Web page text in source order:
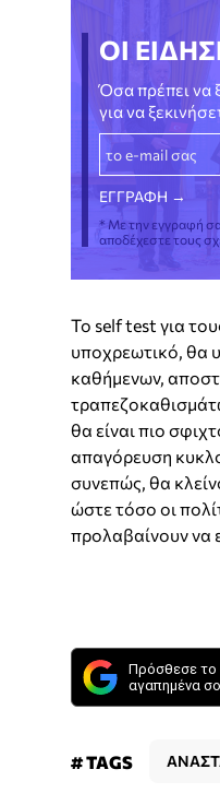
ΟΙ
Όσα πρέπει να
για να
* Με την εγγραφή
αποδέχεστε τους
Το self test για
υποχρεωτικό, θα
καθήμενων,
θα είναι πιο
απαγόρευση
συνεπώς, θα
ώστε τόσο οι
προλαβαίνουν να
Πρόσθεσε το
αγαπημένα
# TAGS